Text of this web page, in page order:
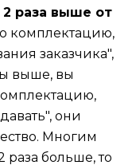
2 раза выше от
комплектацию,
заказчика",
выше, вы
они
Многим
раза больше, то